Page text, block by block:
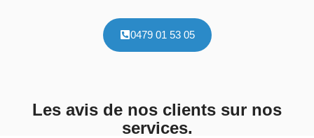
0479 01 53 05
Les avis de nos clients sur nos
services.